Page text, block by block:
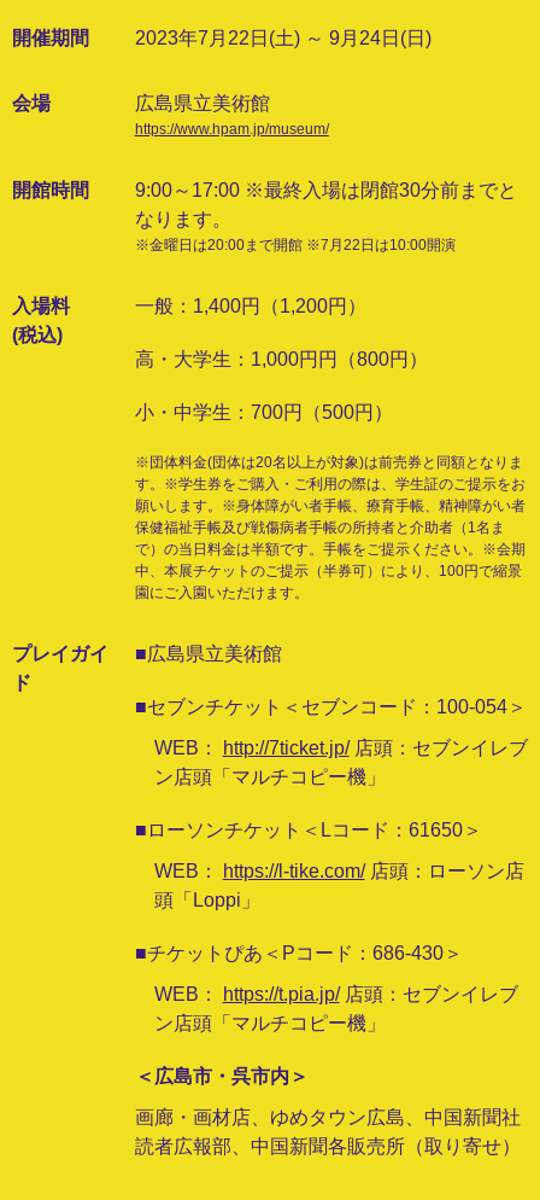
開催期間 2023年7月22日(土) ～ 9月24日(日)
会場 広島県立美術館
https://www.hpam.jp/museum/
開館時間
9:00～17:00 ※最終入場は閉館30分前までと
なります。
※金曜日は20:00まで開館 ※7月22日は10:00開演
入場料
(税込)
一般：1,400円（1,200円）
高・大学生：1,000円円（800円）
小・中学生：700円（500円）
※団体料金(団体は20名以上が対象)は前売券と同額となりま
す。※学生券をご購入・ご利用の際は、学生証のご提示をお
願いします。※身体障がい者手帳、療育手帳、精神障がい者
保健福祉手帳及び戦傷病者手帳の所持者と介助者（1名ま
で）の当日料金は半額です。手帳をご提示ください。※会期
中、本展チケットのご提示（半券可）により、100円で縮景
園にご入園いただけます。
プレイガイ
ド
■広島県立美術館
■セブンチケット＜セブンコード：100-054＞
WEB：
http://7ticket.jp/店頭：セブンイレブ
ン店頭「マルチコピー機」
■ローソンチケット＜Lコード：61650＞
WEB：
https://l-tike.com/店頭：ローソン店
頭「Loppi」
■チケットぴあ＜Pコード：686-430＞
WEB：
https://t.pia.jp/店頭：セブンイレブ
ン店頭「マルチコピー機」
＜広島市・呉市内＞
画廊・画材店、ゆめタウン広島、中国新聞社
読者広報部、中国新聞各販売所（取り寄せ）